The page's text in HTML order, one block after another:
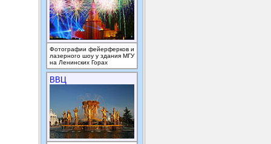
Фотографии фейерферков и
лазерного шоу у здания МГУ
на Ленинских Горах
ВВЦ